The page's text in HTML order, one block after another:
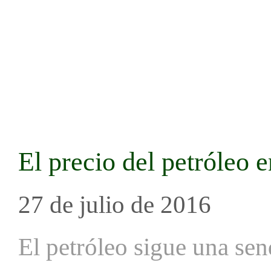
El precio del petróleo
27 de julio de 2016
El petróleo sigue una